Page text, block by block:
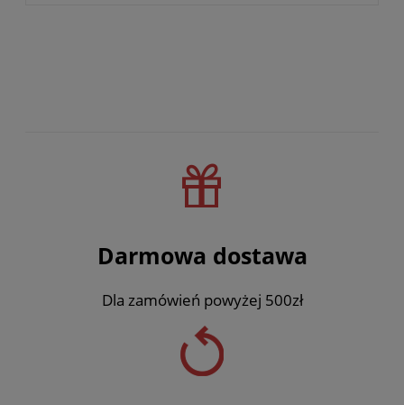
Darmowa dostawa
Dla zamówień powyżej 500zł